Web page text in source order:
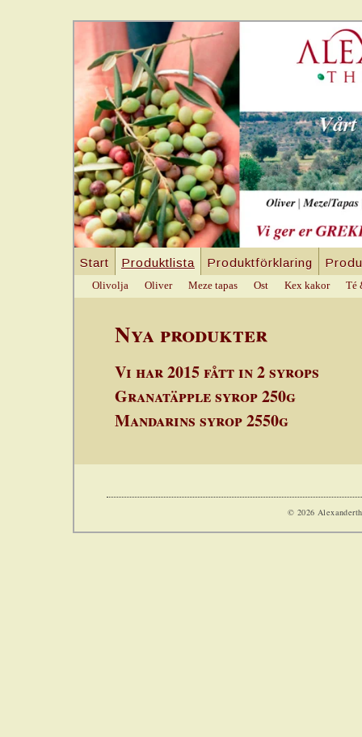
Start Produktlista Produktförklaring
Olivolja Oliver Meze tapas Ost Kex kakor Té
Nya produkter
Vi har 2015 fått in 2 syrops
Granatäpple syrop 250g
Mandarins syrop 2550g
© 2026